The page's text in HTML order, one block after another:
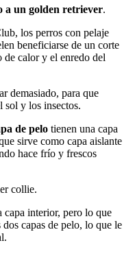
a un golden retriever.
los perros con pelaje
beneficiarse de un corte
de calor y el enredo del
demasiado, para que
sol y los insectos.
de pelo tienen una capa
sirve como capa aislante
hace frío y frescos
collie.
capa interior, pero lo que
capas de pelo, lo que le